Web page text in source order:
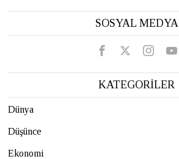
SOSYAL MEDYA
KATEGORİLER
Dünya
Düşünce
Ekonomi